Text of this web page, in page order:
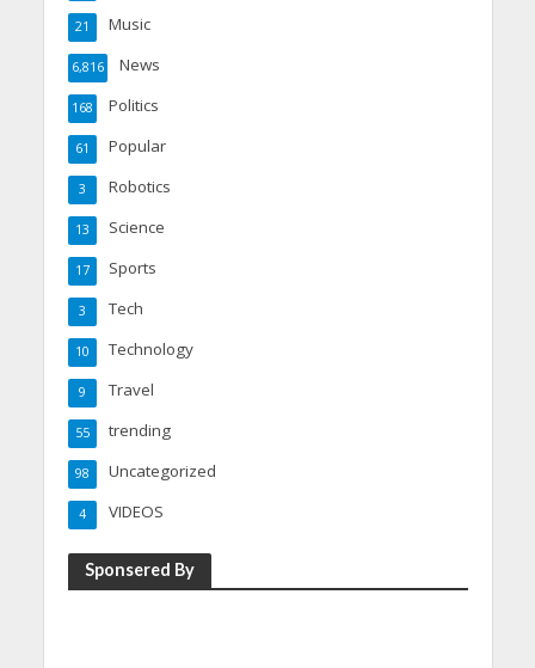
Music
21
News
6,816
Politics
168
Popular
61
Robotics
3
Science
13
Sports
17
Tech
3
Technology
10
Travel
9
trending
55
Uncategorized
98
VIDEOS
4
Sponsered By